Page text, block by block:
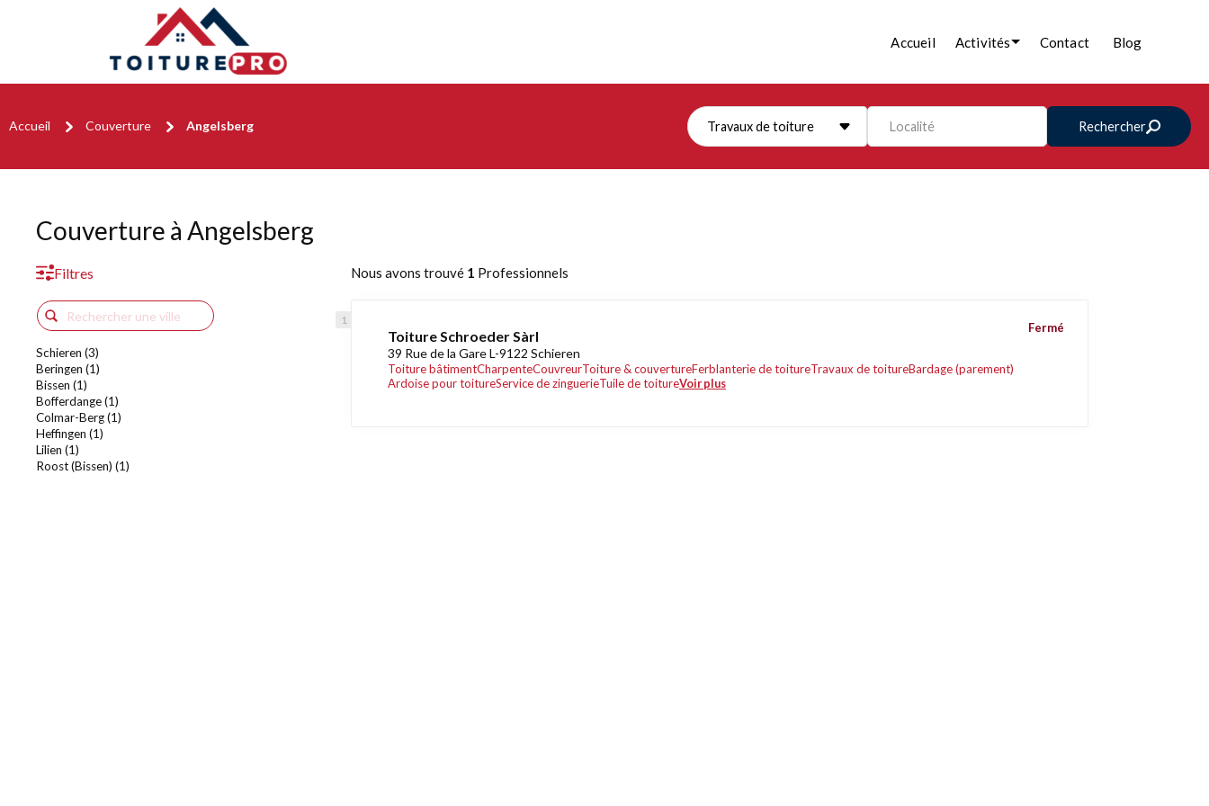
Accueil Activités Contact Blog
Accueil Couverture Angelsberg Travaux de toiture Localité Rechercher
Couverture à Angelsberg
Filtres
Schieren (3)
Beringen (1)
Bissen (1)
Bofferdange (1)
Colmar-Berg (1)
Heffingen (1)
Lilien (1)
Roost (Bissen) (1)
Nous avons trouvé 1 Professionnels
Toiture Schroeder Sàrl
39 Rue de la Gare L-9122 Schieren
Toiture bâtimentCharpenteCouvreurToiture & couvertureFerblanterie de toitureTravaux de toitureBardage (parement)
Ardoise pour toitureService de zinguerieTuile de toitureVoir plus
Fermé